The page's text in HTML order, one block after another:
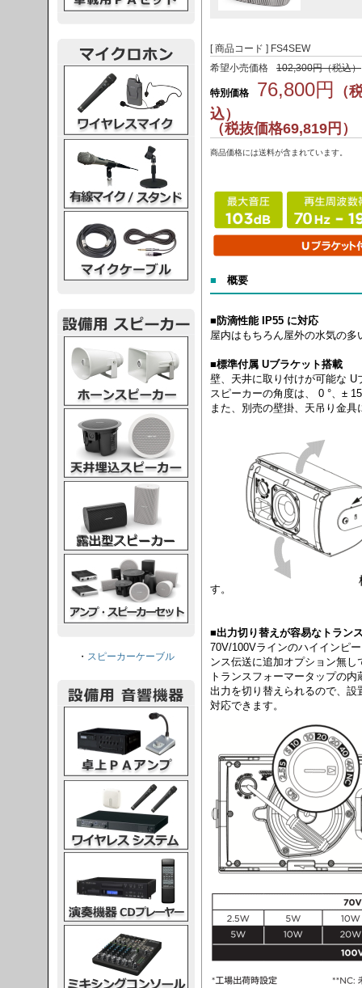
[ 商品コード ] FS4SEW
希望小売価格
102,300円（税込）
特別価格 76,800円 （
込）
（税抜価格69,819円）
商品価格には送料が含まれています。
■ 概要
■防滴性能 IP55 に対応
屋内はもちろん屋外の水気の
■標準付属 Uブラケット搭載
壁、天井に取り付けが可能な U
スピーカーの角度は、 0 °、±
また、別売の壁掛、天吊り金
す。
■出力切り替えが容易なトラン
70V/100Vラインのハイインピ
ンス伝送に追加オプション無し
トランスフォーマータップの
出力を切り替えられるので、
対応できます。
・ スピーカーケーブル